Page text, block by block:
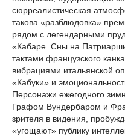
сюрреалистическая
такова «разблюдовка»
рядом с легендарными
«Кабаре. Сны на
тактами французского
вибрациями итальянской
«Кабуки» и
Персонажи ежегодного
Графом Вундербаром и
зрителя в видения,
«угощают» публику